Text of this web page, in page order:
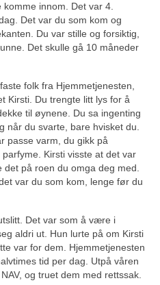
komme innom. Det var 4.
Det var du som kom og
Du var stille og forsiktig,
Det skulle gå 10 måneder
folk fra Hjemmetjenesten,
Kirsti. Du trengte litt lys for å
til øynene. Du sa ingenting
når du svarte, bare hvisket du.
passe varm, du gikk på
Kirsti visste at det var
på roen du omga deg med.
var du som kom, lenge før du
Det var som å være i
aldri ut. Hun lurte på om Kirsti
var for dem. Hjemmetjenesten
tid per dag. Utpå våren
og truet dem med rettssak.